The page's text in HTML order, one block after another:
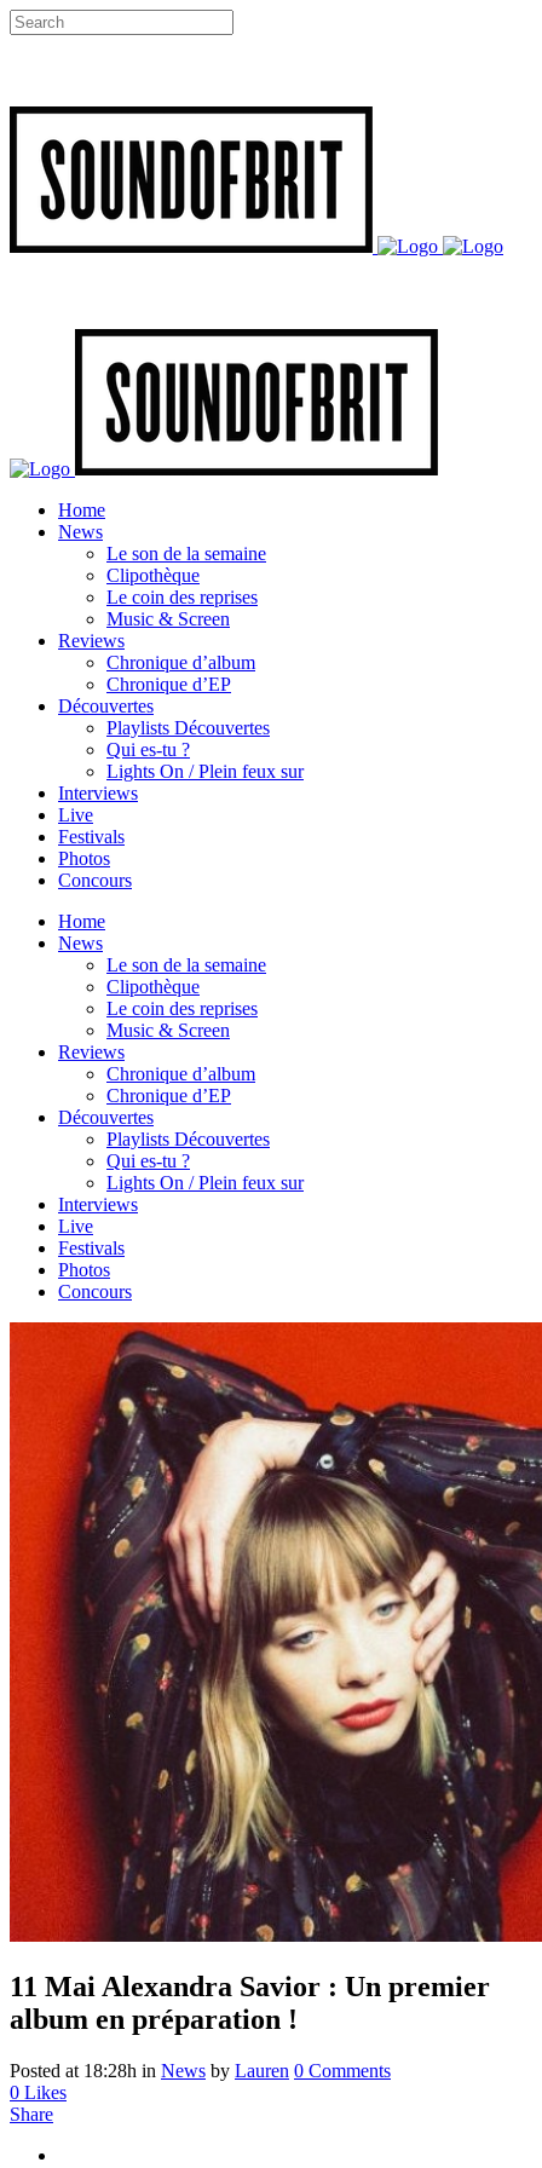
Home
News
Le son de la semaine
Clipothèque
Le coin des reprises
Music & Screen
Reviews
Chronique d’album
Chronique d’EP
Découvertes
Playlists Découvertes
Qui es-tu ?
Lights On / Plein feux sur
Interviews
Live
Festivals
Photos
Concours
Home
News
Le son de la semaine
Clipothèque
Le coin des reprises
Music & Screen
Reviews
Chronique d’album
Chronique d’EP
Découvertes
Playlists Découvertes
Qui es-tu ?
Lights On / Plein feux sur
Interviews
Live
Festivals
Photos
Concours
11 Mai Alexandra Savior : Un premier
album en préparation !
Posted at 18:28h in News by Lauren 0 Comments
0 Likes
Share